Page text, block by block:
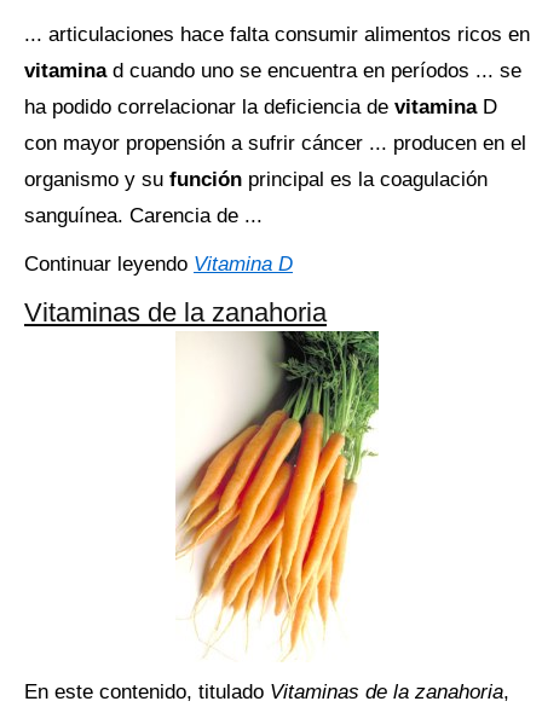
... articulaciones hace falta consumir alimentos ricos en
vitamina d cuando uno se encuentra en períodos ... se
ha podido correlacionar la deficiencia de vitamina D
con mayor propensión a sufrir cáncer ... producen en el
organismo y su función principal es la coagulación
sanguínea. Carencia de ...
Continuar leyendo Vitamina D
Vitaminas de la zanahoria
En este contenido, titulado Vitaminas de la zanahoria,